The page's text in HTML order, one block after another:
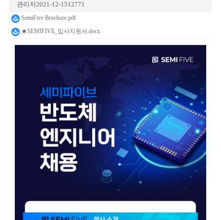
관리자2021-12-1512771
SemiFive Brochure.pdf
★SEMIFIVE_입사지원서.docx